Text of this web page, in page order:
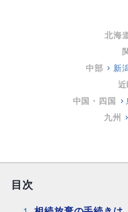
北海
中部
新
中国・四国
九州
目次